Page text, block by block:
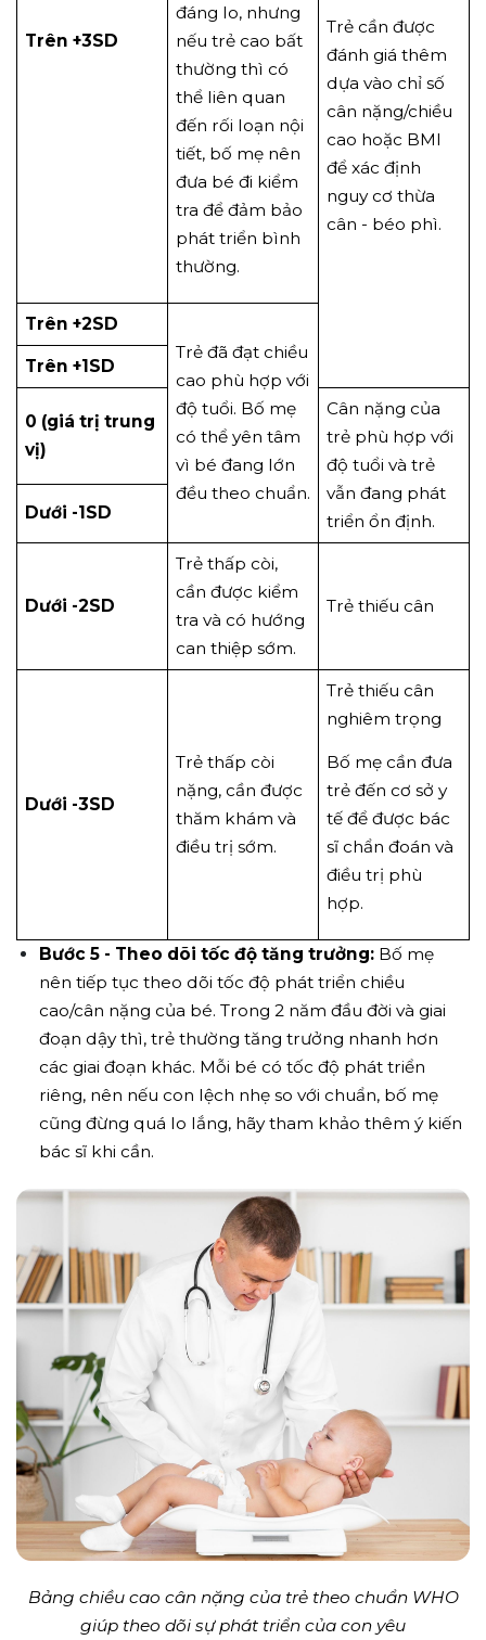
Trên +3SD
đáng lo, nhưng
nếu trẻ cao bất
thường thì có
thể liên quan
đến rối loạn nội
tiết, bố mẹ nên
đưa bé đi kiểm
tra để đảm bảo
phát triển bình
thường.
Trẻ cần được
đánh giá thêm
dựa vào chỉ số
cân nặng/chiều
cao hoặc BMI
để xác định
nguy cơ thừa
cân - béo phì.
Trên +2SD
Trẻ đã đạt chiều
cao phù hợp với
độ tuổi. Bố mẹ
có thể yên tâm
vì bé đang lớn
đều theo chuẩn.
Trên +1SD
0 (giá trị trung
vị)
Cân nặng của
trẻ phù hợp với
độ tuổi và trẻ
vẫn đang phát
triển ổn định.
Dưới -1SD
Dưới -2SD
Trẻ thấp còi,
cần được kiểm
tra và có hướng
can thiệp sớm.
Trẻ thiếu cân
Dưới -3SD
Trẻ thấp còi
nặng, cần được
thăm khám và
điều trị sớm.
Trẻ thiếu cân
nghiêm trọng
Bố mẹ cần đưa
trẻ đến cơ sở y
tế để được bác
sĩ chẩn đoán và
điều trị phù
hợp.
Bước 5 - Theo dõi tốc độ tăng trưởng: Bố mẹ
nên tiếp tục theo dõi tốc độ phát triển chiều
cao/cân nặng của bé. Trong 2 năm đầu đời và giai
đoạn dậy thì, trẻ thường tăng trưởng nhanh hơn
các giai đoạn khác. Mỗi bé có tốc độ phát triển
riêng, nên nếu con lệch nhẹ so với chuẩn, bố mẹ
cũng đừng quá lo lắng, hãy tham khảo thêm ý kiến
bác sĩ khi cần.
Bảng chiều cao cân nặng của trẻ theo chuẩn WHO
giúp theo dõi sự phát triển của con yêu